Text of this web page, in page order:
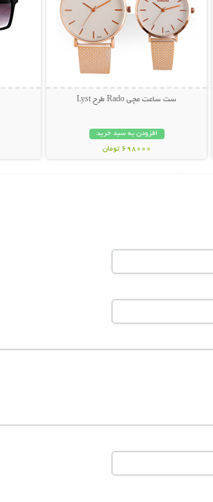
ست ساعت مچی Rado طرح Lyst
افزودن به سبد خرید
698000 تومان